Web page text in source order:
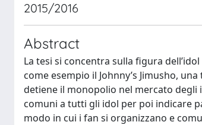
2015/2016
Abstract
La tesi si concentra sulla figura
come esempio il Johnny’s Jimusho,
detiene il monopolio nel mercato degli
comuni a tutti gli idol per poi indicare
modo in cui i fan si organizzano e